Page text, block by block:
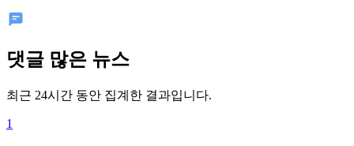
댓글 많은 뉴스
최근 24시간 동안 집계한 결과입니다.
1